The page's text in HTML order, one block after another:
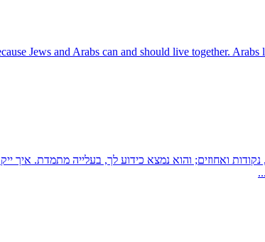
Jews and Arabs can and should live together.
ואחוזים; והוא נמצא כידוע לך, בעלייה מתמדת. איך